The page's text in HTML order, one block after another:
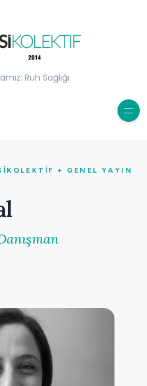
Ruh Sağlığı
+ GENEL YAYIN